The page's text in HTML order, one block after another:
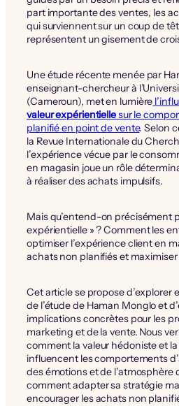
part importante des ventes, les
qui surviennent sur un coup de
représentent un gisement de
Une étude récente menée par
enseignant-chercheur à
(Cameroun), met en lumière
valeur expérientiellesur le
planifié en point de vente. Selon
la Revue Internationale du
l’expérience vécue par le
en magasin joue un rôle
à réaliser des achats impulsifs.
Mais qu’entend-on précisément
expérientielle » ? Comment les
optimiser l’expérience client en
achats non planifiés et maximiser
Cet article se propose d’explorer
de l’étude de Haman Monglo et
implications concrètes pour les
marketing et de la vente. Nous
comment la valeur hédoniste et
influencent les comportements
des émotions et de l’atmosphère
comment adapter sa stratégie
encourager les achats non